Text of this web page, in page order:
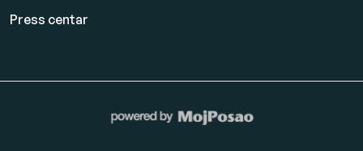
Press centar